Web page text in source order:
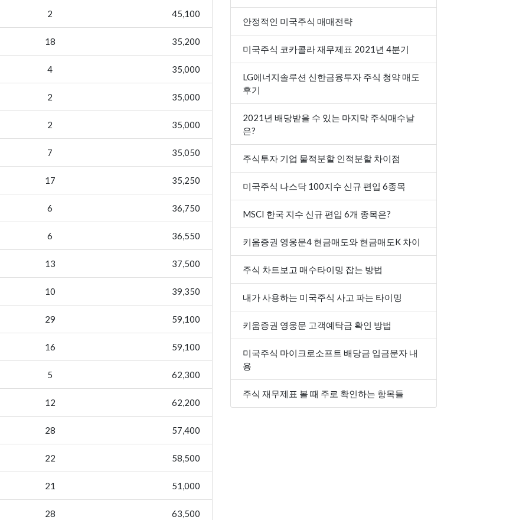
2 45,100
18 35,200
4 35,000
2 35,000
2 35,000
7 35,050
17 35,250
6 36,750
6 36,550
13 37,500
10 39,350
29 59,100
16 59,100
5 62,300
12 62,200
28 57,400
22 58,500
21 51,000
28 63,500
안정적인 미국주식 매매전략
미국주식 코카콜라 재무제표 2021년 4분기
LG에너지솔루션 신한금융투자 주식 청약 매도
후기
2021년 배당받을 수 있는 마지막 주식매수날
은?
주식투자 기업 물적분할 인적분할 차이점
미국주식 나스닥 100지수 신규 편입 6종목
MSCI 한국 지수 신규 편입 6개 종목은?
키움증권 영웅문4 현금매도와 현금매도K 차이
주식 차트보고 매수타이밍 잡는 방법
내가 사용하는 미국주식 사고 파는 타이밍
키움증권 영웅문 고객예탁금 확인 방법
미국주식 마이크로소프트 배당금 입금문자 내
용
주식 재무제표 볼 때 주로 확인하는 항목들